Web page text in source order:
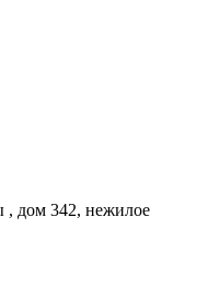
, дом 342, нежилое